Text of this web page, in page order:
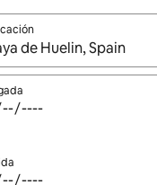
los resultados estén